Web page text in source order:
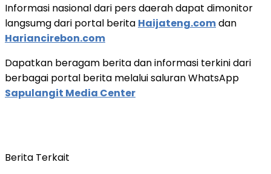
Informasi nasional dari pers daerah dapat dimonitor
langsumg dari portal berita Haijateng.comdan
Hariancirebon.com
Dapatkan beragam berita dan informasi terkini dari
berbagai portal berita melalui saluran WhatsApp
Sapulangit Media Center
Berita Terkait